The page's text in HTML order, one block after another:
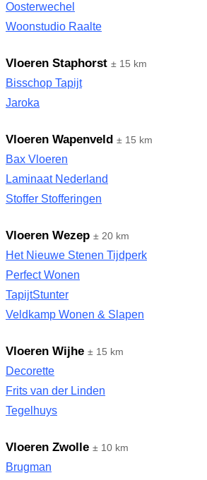
Oosterwechel
Woonstudio Raalte
Vloeren Staphorst ± 15 km
Bisschop Tapijt
Jaroka
Vloeren Wapenveld ± 15 km
Bax Vloeren
Laminaat Nederland
Stoffer Stofferingen
Vloeren Wezep ± 20 km
Het Nieuwe Stenen Tijdperk
Perfect Wonen
TapijtStunter
Veldkamp Wonen & Slapen
Vloeren Wijhe ± 15 km
Decorette
Frits van der Linden
Tegelhuys
Vloeren Zwolle ± 10 km
Brugman